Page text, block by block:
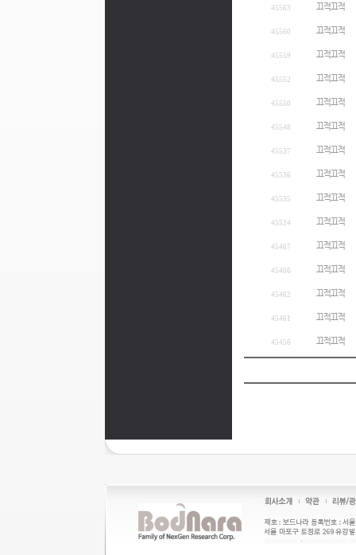
45563 끄적끄적
45560 끄적끄적
45559 끄적끄적
45552 끄적끄적
45550 끄적끄적
45548 끄적끄적
45537 끄적끄적
45536 끄적끄적
45535 끄적끄적
45524 끄적끄적
45467 끄적끄적
45466 끄적끄적
45462 끄적끄적
45461 끄적끄적
45456 끄적끄적